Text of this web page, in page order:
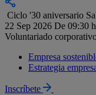
Ciclo '30 aniversario
22 Sep 2026 De 09:30
Voluntariado
Empresa
Estrategia
Inscríbete